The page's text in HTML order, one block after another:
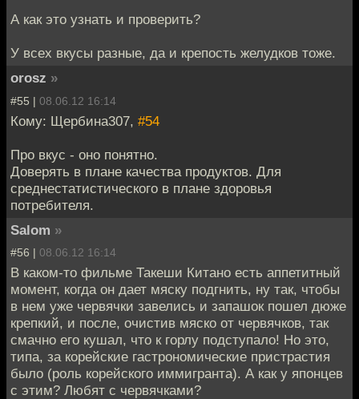
А как это узнать и проверить?
У всех вкусы разные, да и крепость желудков тоже.
orosz »
#55 | 08.06.12 16:14
Кому: Щербина307, #54
Про вкус - оно понятно.
Доверять в плане качества продуктов. Для
среднестатистического в плане здоровья
потребителя.
Salom »
#56 | 08.06.12 16:14
В каком-то фильме Такеши Китано есть аппетитный
момент, когда он дает мяску подгнить, ну так, чтобы
в нем уже червячки завелись и запашок пошел дюже
крепкий, и после, очистив мяско от червячков, так
смачно его кушал, что к горлу подступало! Но это,
типа, за корейские гастрономические пристрастия
было (роль корейского иммигранта). А как у японцев
с этим? Любят с червячками?